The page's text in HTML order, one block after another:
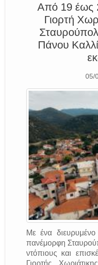
Από 19 έως
Γιορτή
Πάνου
05/
Με ένα
πανέμορφη
ντόπιους και
Γιορτής